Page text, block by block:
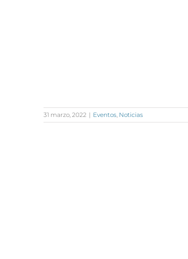
31 marzo, 2022 | Eventos, Noticias